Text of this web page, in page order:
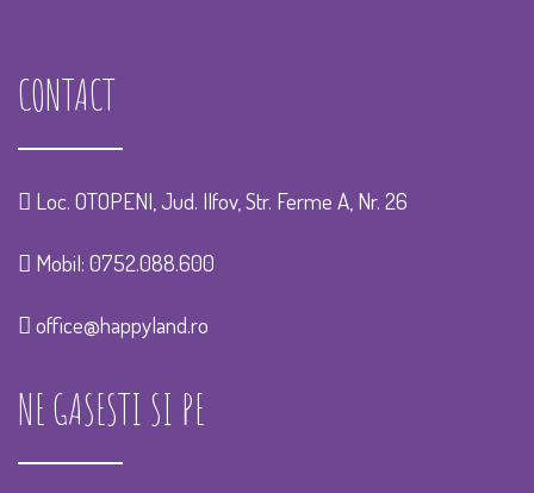
CONTACT
Loc. OTOPENI, Jud. Ilfov, Str. Ferme A, Nr. 26
Mobil: 0752.088.600
office@happyland.ro
NE GASESTI SI PE